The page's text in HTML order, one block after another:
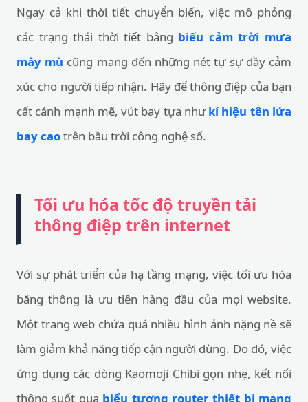
Ngay cả khi thời tiết chuyển biến, việc mô phỏng
các trạng thái thời tiết bằng biểu cảm trời mưa
mây mù cũng mang đến những nét tự sự đầy cảm
xúc cho người tiếp nhận. Hãy để thông điệp của bạn
cất cánh mạnh mẽ, vút bay tựa nhưkí hiệu tên lửa
bay caotrên bầu trời công nghệ số.
Tối ưu hóa tốc độ truyền tải
thông điệp trên internet
Với sự phát triển của hạ tầng mạng, việc tối ưu hóa
băng thông là ưu tiên hàng đầu của mọi website.
Một trang web chứa quá nhiều hình ảnh nặng nề sẽ
làm giảm khả năng tiếp cận người dùng. Do đó, việc
ứng dụng các dòng Kaomoji Chibi gọn nhẹ, kết nối
thông suốt qua biểu tượng router thiết bị mạng